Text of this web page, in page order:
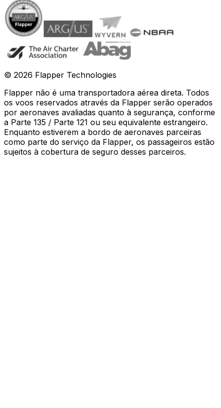
© 2026 Flapper Technologies
Flapper não é uma transportadora aérea direta. Todos
os voos reservados através da Flapper serão operados
por aeronaves avaliadas quanto à segurança, conforme
a Parte 135 / Parte 121 ou seu equivalente estrangeiro.
Enquanto estiverem a bordo de aeronaves parceiras
como parte do serviço da Flapper, os passageiros estão
sujeitos à cobertura de seguro desses parceiros.